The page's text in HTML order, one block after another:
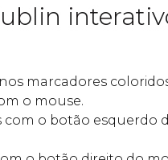
marcadores
o mouse.
o botão esquerdo